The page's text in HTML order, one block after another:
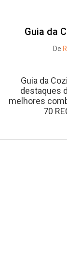
Guia da
De
Guia da
destaques
melhores
70